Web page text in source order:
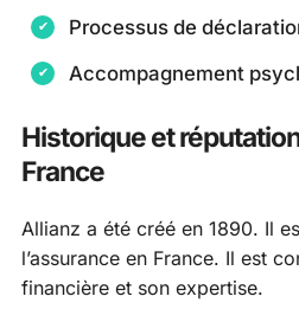
Processus de
Accompagnement
Historique et
France
Allianz a été créé en 1890. Il
l’assurance en France. Il est
financière et son expertise.